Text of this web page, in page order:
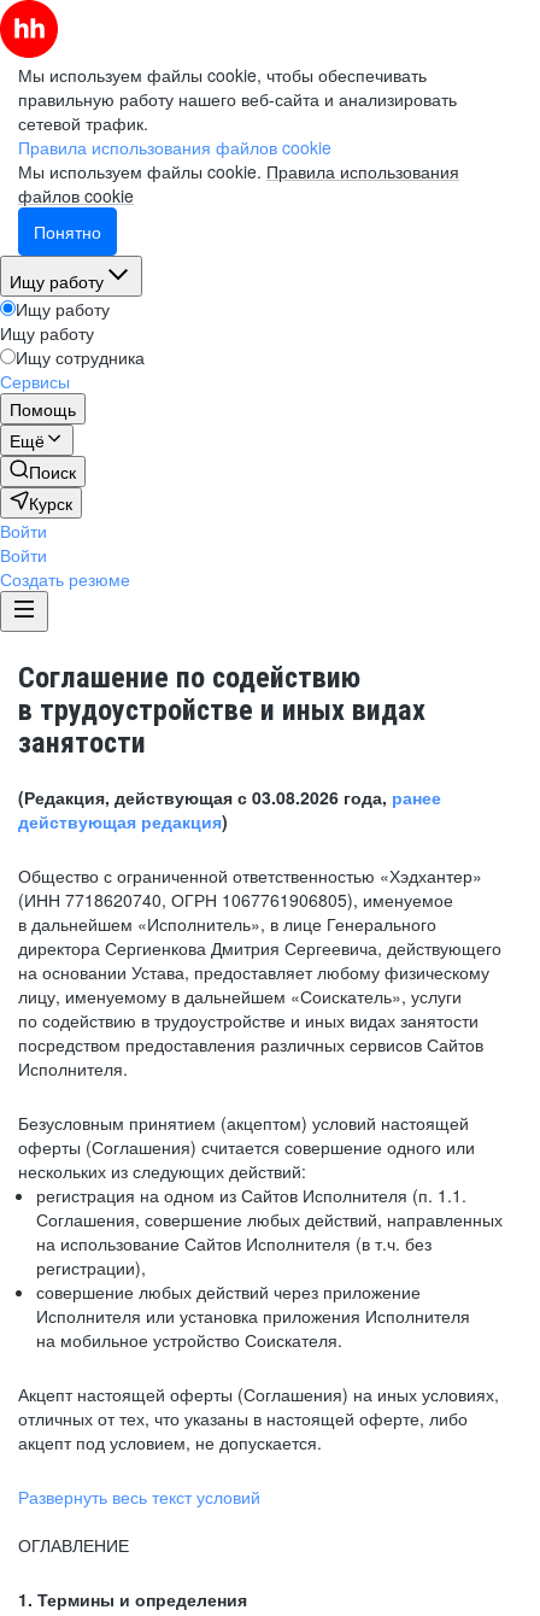
Мы используем файлы cookie, чтобы обеспечивать
правильную работу нашего веб-сайта и анализировать
сетевой трафик.
Правила использования файлов cookie
Мы используем файлы cookie. Правила использования
файлов cookie
Понятно
Ищу работу
Ищу работу
Ищу работу
Ищу сотрудника
Сервисы
Помощь
Ещё
Поиск
Курск
Войти
Войти
Создать резюме
Соглашение по содействию
в трудоустройстве и иных видах
занятости
(Редакция, действующая с 03.08.2026 года, ранее
действующая редакция)
Общество с ограниченной ответственностью «Хэдхантер»
(ИНН 7718620740, ОГРН 1067761906805), именуемое
в дальнейшем «Исполнитель», в лице Генерального
директора Сергиенкова Дмитрия Сергеевича, действующего
на основании Устава, предоставляет любому физическому
лицу, именуемому в дальнейшем «Соискатель», услуги
по содействию в трудоустройстве и иных видах занятости
посредством предоставления различных сервисов Сайтов
Исполнителя.
Безусловным принятием (акцептом) условий настоящей
оферты (Соглашения) считается совершение одного или
нескольких из следующих действий:
регистрация на одном из Сайтов Исполнителя (п. 1.1.
Соглашения, совершение любых действий, направленных
на использование Сайтов Исполнителя (в т.ч. без
регистрации),
совершение любых действий через приложение
Исполнителя или установка приложения Исполнителя
на мобильное устройство Соискателя.
Акцепт настоящей оферты (Соглашения) на иных условиях,
отличных от тех, что указаны в настоящей оферте, либо
акцепт под условием, не допускается.
Развернуть весь текст условий
ОГЛАВЛЕНИЕ
1. Термины и определения